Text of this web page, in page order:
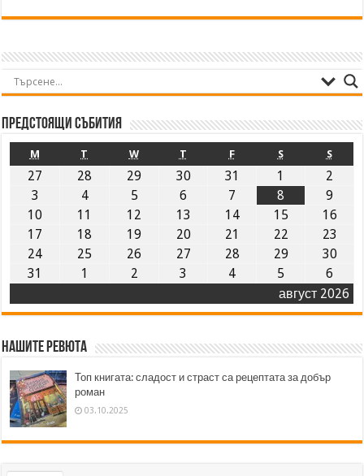
Предстоящи събития
август 2026
M T W T F S S
27 28 29 30 31 1
2
3
4 5 6 7 8
9
10
11 12 13 14 15
16
17
18 19 20 21 22
23
24
25 26 27 28 29
30
31
1 2 3 4 5 6
Нашите ревюта
Топ книгата: сладост и страст са рецептата за добър
роман
03.10.2025